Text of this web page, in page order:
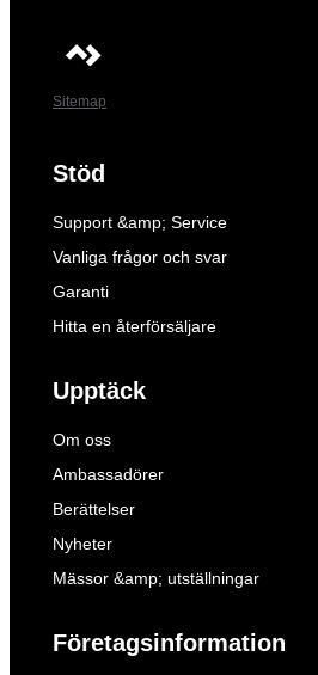
Sitemap
Stöd
Support &amp; Service
Vanliga frågor och svar
Garanti
Hitta en återförsäljare
Upptäck
Om oss
Ambassadörer
Berättelser
Nyheter
Mässor &amp; utställningar
Företagsinformation